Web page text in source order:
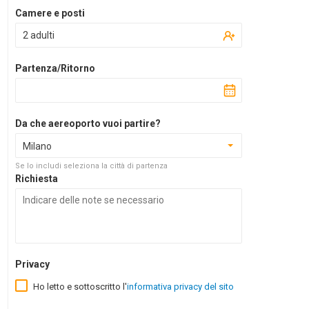
Camere e posti
2 adulti
Partenza/Ritorno
Da che aereoporto vuoi partire?
Milano
Se lo includi seleziona la città di partenza
Richiesta
Privacy
Ho letto e sottoscritto l'informativa privacy del sito